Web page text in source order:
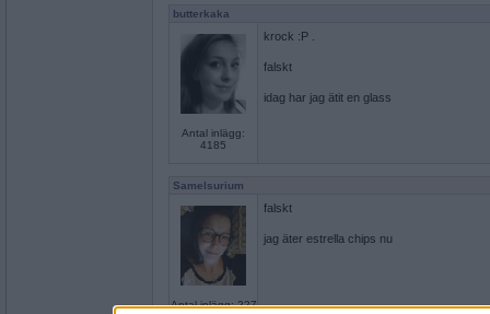
butterkaka
Antal inlägg:
4185
krock :P .
falskt
idag har jag ätit en glass
Samelsurium
Antal inlägg: 227
falskt
jag äter estrella chips nu